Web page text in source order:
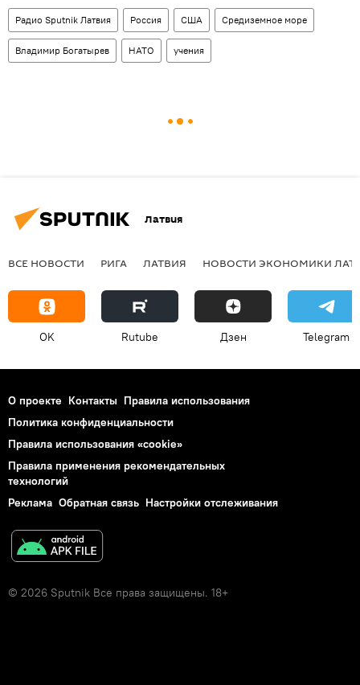
Радио Sputnik Латвия Россия США Средиземное море
Владимир Богатырев НАТО учения
Латвия
ВСЕ НОВОСТИ РИГА ЛАТВИЯ НОВОСТИ ЭКОНОМИКИ
OK Rutube Дзен Telegram
О проекте Контакты Правила использования
Политика конфиденциальности
Правила использования «cookie»
Правила применения рекомендательных
технологий
Реклама Обратная связь Настройки отслеживания
© 2026 Sputnik Все права защищены. 18+